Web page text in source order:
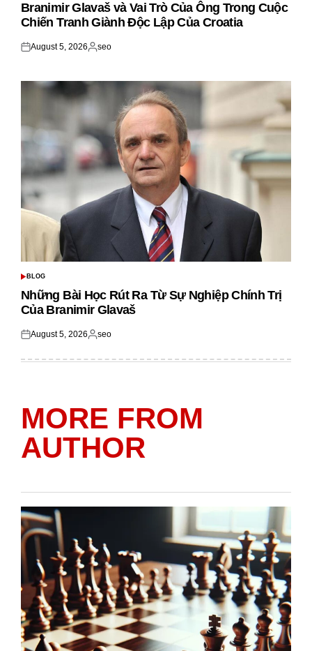
Branimir Glavaš và Vai Trò Của Ông Trong Cuộc
Chiến Tranh Giành Độc Lập Của Croatia
Posted
August 5, 2026
Posted
seo
POSTED
BLOG
Những Bài Học Rút Ra Từ Sự Nghiệp Chính Trị
Của Branimir Glavaš
Posted
August 5, 2026
Posted
seo
MORE FROM
AUTHOR